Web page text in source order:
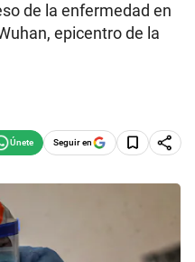
de la enfermedad en
epicentro de la
Seguir en